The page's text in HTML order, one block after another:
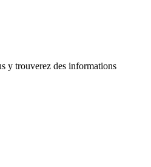
y trouverez des informations